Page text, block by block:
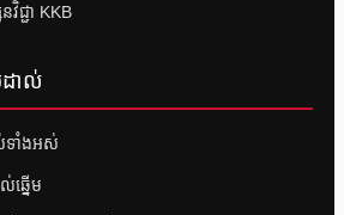
ជ្ជា KKB
ដាល់
ទាំងអស់
ឆ្នើម